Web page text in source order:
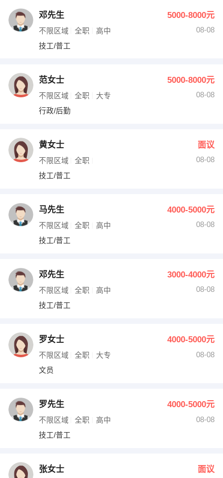
邓先生 5000-8000元
不限区域 全职 高中
08-08
技工/普工
范女士 5000-8000元
不限区域 全职 大专
08-08
行政/后勤
黄女士 面议
不限区域 全职
08-08
技工/普工
马先生 4000-5000元
不限区域 全职 高中
08-08
技工/普工
邓先生 3000-4000元
不限区域 全职 高中
08-08
技工/普工
罗女士 4000-5000元
不限区域 全职 大专
08-08
文员
罗先生 4000-5000元
不限区域 全职 高中
08-08
技工/普工
张女士 面议